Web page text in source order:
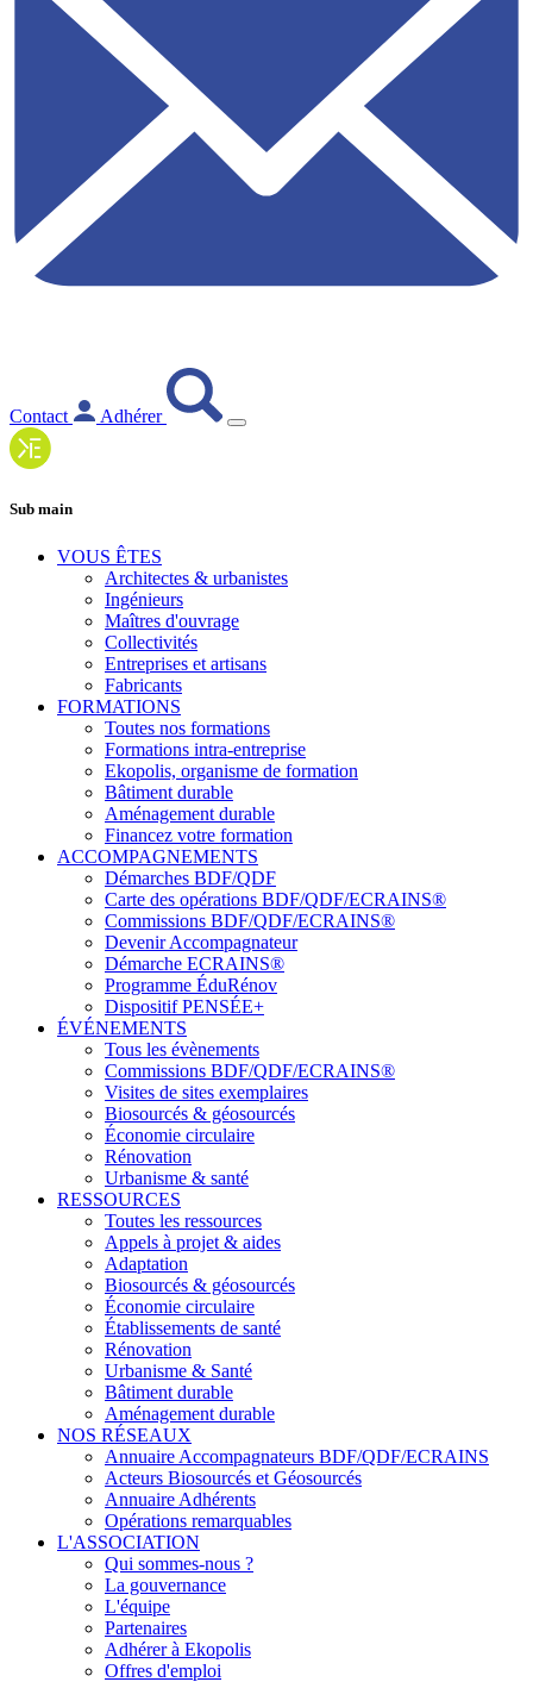
Contact Adhérer
Sub main
VOUS ÊTES
Architectes & urbanistes
Ingénieurs
Maîtres d'ouvrage
Collectivités
Entreprises et artisans
Fabricants
FORMATIONS
Toutes nos formations
Formations intra-entreprise
Ekopolis, organisme de formation
Bâtiment durable
Aménagement durable
Financez votre formation
ACCOMPAGNEMENTS
Démarches BDF/QDF
Carte des opérations BDF/QDF/ECRAINS®
Commissions BDF/QDF/ECRAINS®
Devenir Accompagnateur
Démarche ECRAINS®
Programme ÉduRénov
Dispositif PENSÉE+
ÉVÉNEMENTS
Tous les évènements
Commissions BDF/QDF/ECRAINS®
Visites de sites exemplaires
Biosourcés & géosourcés
Économie circulaire
Rénovation
Urbanisme & santé
RESSOURCES
Toutes les ressources
Appels à projet & aides
Adaptation
Biosourcés & géosourcés
Économie circulaire
Établissements de santé
Rénovation
Urbanisme & Santé
Bâtiment durable
Aménagement durable
NOS RÉSEAUX
Annuaire Accompagnateurs BDF/QDF/ECRAINS
Acteurs Biosourcés et Géosourcés
Annuaire Adhérents
Opérations remarquables
L'ASSOCIATION
Qui sommes-nous ?
La gouvernance
L'équipe
Partenaires
Adhérer à Ekopolis
Offres d'emploi